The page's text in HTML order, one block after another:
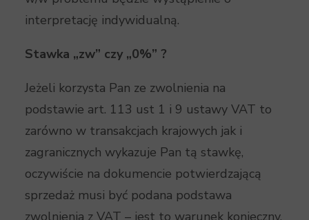
interpretację indywidualną.
Stawka „zw” czy „0%” ?
Jeżeli korzysta Pan ze zwolnienia na
podstawie art. 113 ust 1 i 9 ustawy VAT to
zarówno w transakcjach krajowych jak i
zagranicznych wykazuje Pan tą stawkę,
oczywiście na dokumencie potwierdzającą
sprzedaż musi być podana podstawa
zwolnienia z VAT – jest to warunek konieczny.